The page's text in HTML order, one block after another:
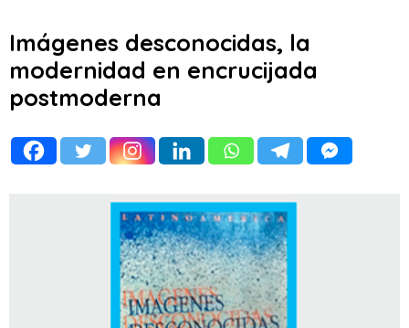
Imágenes desconocidas, la
modernidad en encrucijada
postmoderna